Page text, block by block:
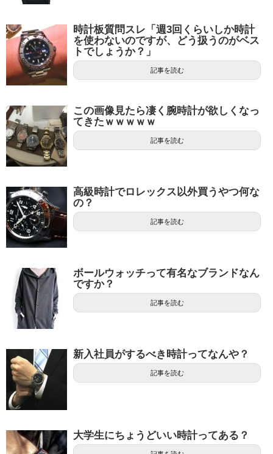
時計板質問スレ「週3回くらいしか時計
を使わないのですが、どう扱うのがベス
トでしょうか？」
記事を読む
この画像見たら凄く腕時計が欲しくなっ
てきたｗｗｗｗｗ
記事を読む
高級時計でロレックス以外買うやつ何な
の？
記事を読む
ボールウォッチって有名なブランドなん
ですか？
記事を読む
新入社員がするべき時計ってなんや？
記事を読む
大学生にちょうどいい時計ってある？